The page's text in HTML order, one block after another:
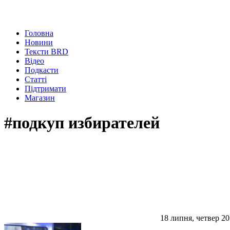
Головна
Новини
Тексти BRD
Відео
Подкасти
Статті
Підтримати
Магазин
#подкуп избирателей
18 липня, четвер